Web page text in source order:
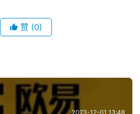
赞 (0)
2023-12-01 13:48